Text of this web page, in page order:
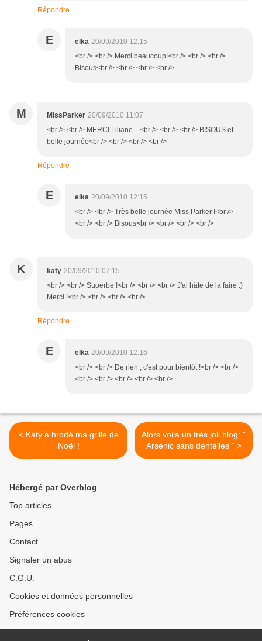
Répondre
E elka 20/09/2010 12:15
<br /> <br /> Merci beaucoup!<br /> <br /> <br />
Bisous<br /> <br /> <br /> <br />
M MissParker 20/09/2010 11:07
<br /> <br /> MERCI Liliane ...<br /> <br /> <br /> BISOUS et
belle journée<br /> <br /> <br /> <br />
Répondre
E elka 20/09/2010 12:15
<br /> <br /> Très belle journée Miss Parker !<br />
<br /> <br /> Bisous<br /> <br /> <br /> <br />
K katy 20/09/2010 07:15
<br /> <br /> Suoerbe !<br /> <br /> <br /> J'ai hâte de la faire :)
Merci !<br /> <br /> <br /> <br />
Répondre
E elka 20/09/2010 12:16
<br /> <br /> De rien , c'est pour bientôt !<br /> <br />
<br /> <br /> <br /> <br /> <br />
< Katy a brodé ma grille de
Noël !
Alors voila un très joli blog: "
Arsenic sans dentelles " >
Hébergé par Overblog
Top articles
Pages
Contact
Signaler un abus
C.G.U.
Cookies et données personnelles
Préférences cookies